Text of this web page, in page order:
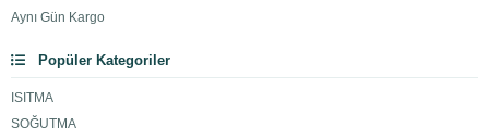
Aynı Gün Kargo
Popüler Kategoriler
ISITMA
SOĞUTMA